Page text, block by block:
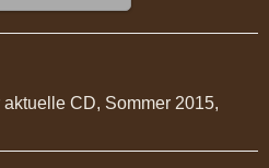
CD, Sommer 2015,